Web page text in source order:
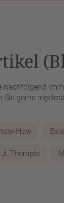
nachfolgend
gerne
How
& Therapie